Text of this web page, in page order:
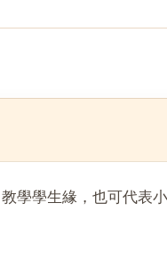
學學生緣，也可代表